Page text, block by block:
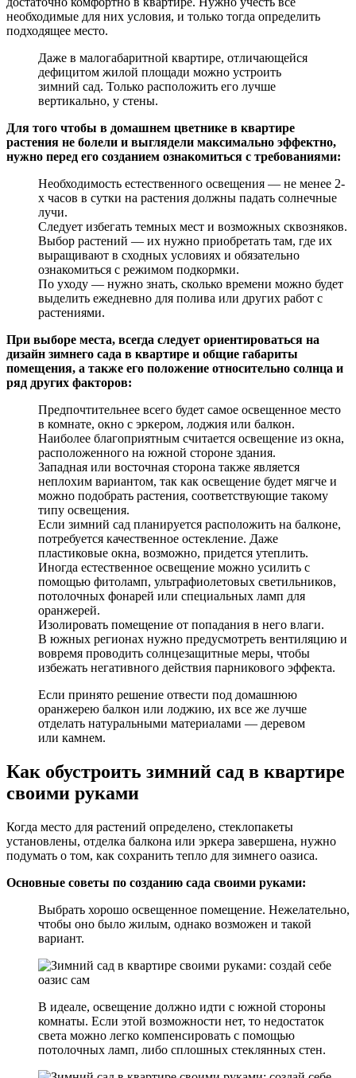
необходимые для них условия, и только тогда определить
подходящее место.
Даже в малогабаритной квартире, отличающейся
дефицитом жилой площади можно устроить
зимний сад. Только расположить его лучше
вертикально, у стены.
Для того чтобы в домашнем цветнике в квартире
растения не болели и выглядели максимально эффектно,
нужно перед его созданием ознакомиться с требованиями:
Необходимость естественного освещения — не менее 2-
х часов в сутки на растения должны падать солнечные
лучи.
Следует избегать темных мест и возможных сквозняков.
Выбор растений — их нужно приобретать там, где их
выращивают в сходных условиях и обязательно
ознакомиться с режимом подкормки.
По уходу — нужно знать, сколько времени можно будет
выделить ежедневно для полива или других работ с
растениями.
При выборе места, всегда следует ориентироваться на
дизайн зимнего сада в квартире и общие габариты
помещения, а также его положение относительно солнца и
ряд других факторов:
Предпочтительнее всего будет самое освещенное место
в комнате, окно с эркером, лоджия или балкон.
Наиболее благоприятным считается освещение из окна,
расположенного на южной стороне здания.
Западная или восточная сторона также является
неплохим вариантом, так как освещение будет мягче и
можно подобрать растения, соответствующие такому
типу освещения.
Если зимний сад планируется расположить на балконе,
потребуется качественное остекление. Даже
пластиковые окна, возможно, придется утеплить.
Иногда естественное освещение можно усилить с
помощью фитоламп, ультрафиолетовых светильников,
потолочных фонарей или специальных ламп для
оранжерей.
Изолировать помещение от попадания в него влаги.
В южных регионах нужно предусмотреть вентиляцию и
вовремя проводить солнцезащитные меры, чтобы
избежать негативного действия парникового эффекта.
Если принято решение отвести под домашнюю
оранжерею балкон или лоджию, их все же лучше
отделать натуральными материалами — деревом
или камнем.
Как обустроить зимний сад в квартире
своими руками
Когда место для растений определено, стеклопакеты
установлены, отделка балкона или эркера завершена, нужно
подумать о том, как сохранить тепло для зимнего оазиса.
Основные советы по созданию сада своими руками:
Выбрать хорошо освещенное помещение. Нежелательно,
чтобы оно было жилым, однако возможен и такой
вариант.
В идеале, освещение должно идти с южной стороны
комнаты. Если этой возможности нет, то недостаток
света можно легко компенсировать с помощью
потолочных ламп, либо сплошных стеклянных стен.